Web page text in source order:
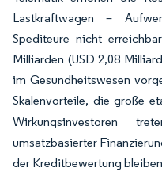
Lastkraftwagen –
Spediteure nicht
Milliarden (USD 2,08
im Gesundheitswesen
Skalenvorteile, die große
Wirkungsinvestoren
umsatzbasierter
der Kreditbewertung